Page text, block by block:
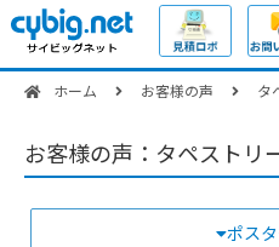
ホーム お客様の声 タ
お客様の声：タペストリ
ポス